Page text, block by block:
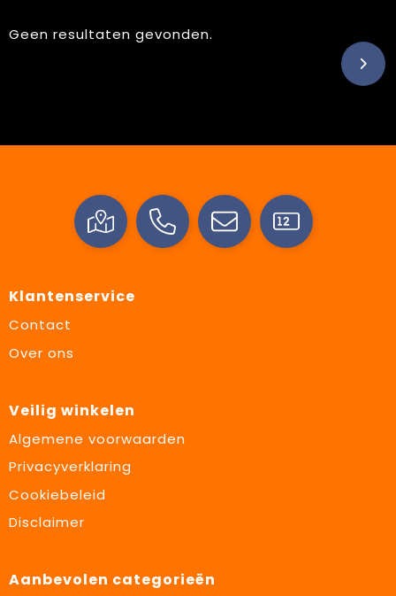
Geen resultaten gevonden.
Klantenservice
Contact
Over ons
Veilig winkelen
Algemene voorwaarden
Privacyverklaring
Cookiebeleid
Disclaimer
Aanbevolen categorieën